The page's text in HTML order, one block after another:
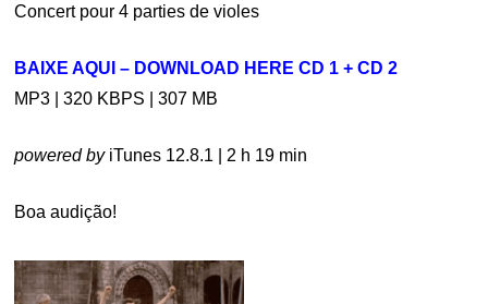
Concert pour 4 parties de violes
BAIXE AQUI – DOWNLOAD HERE CD 1 + CD 2
MP3 | 320 KBPS | 307 MB
powered byiTunes 12.8.1 | 2 h 19 min
Boa audição!